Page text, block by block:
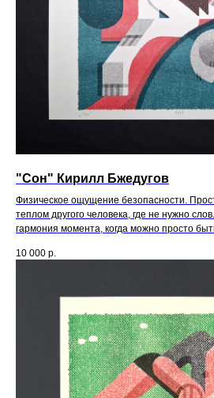
"Сон" Кирилл Бжедугов
Физическое ощущение безопасности.
теплом другого человека, где не нужно
гармония момента, когда можно просто
10 000 р.